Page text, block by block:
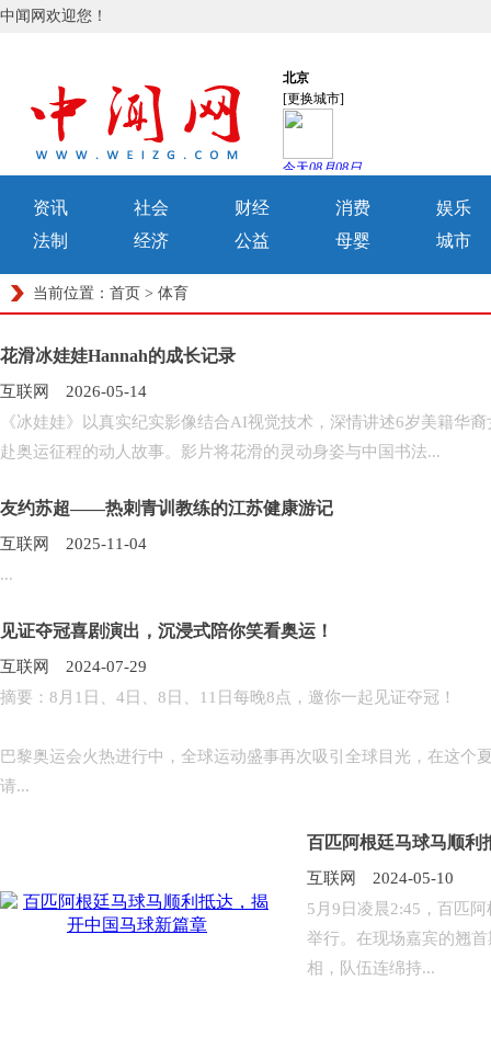
中闻网欢迎您！
资讯 社会 财经 消费
娱乐
法制
经济 公益 母婴 城市
当前位置： 首页 > 体育
花滑冰娃娃Hannah的成长记录
互联网 2026-05-14
《冰娃娃》以真实纪实影像结合AI视觉技术，深情讲述6岁美籍华
赴奥运征程的动人故事。影片将花滑的灵动身姿与中国书法...
友约苏超——热刺青训教练的江苏健康游记
互联网 2025-11-04
...
见证夺冠喜剧演出，沉浸式陪你笑看奥运！
互联网 2024-07-29
摘要：8月1日、4日、8日、11日每晚8点，邀你一起见证夺冠！
巴黎奥运会火热进行中，全球运动盛事再次吸引全球目光，在这
请...
百匹阿根廷马球马顺利
互联网 2024-05-10
5月9日凌晨2:45，百匹
举行。在现场嘉宾的翘
相，队伍连绵持...